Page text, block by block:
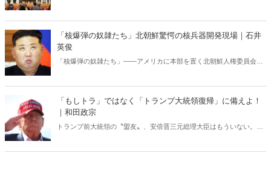
の一人である松木國俊氏が完全レポート、一挙大公開。これを読めば
慰安婦の真実が全て分かる！
「核爆弾の奴隷たち」北朝鮮驚愕の核兵器開発現場｜石井
英俊
「核爆弾の奴隷たち」――アメリカに本部を置く北朝鮮人権委員会が
独裁国家で実施されている「現代の奴隷制度」の実態。
「もしトラ」ではなく「トランプ大統領復帰」に備えよ！
｜和田政宗
トランプ前大統領の〝盟友〟、安倍晋三元総理大臣はもういない。